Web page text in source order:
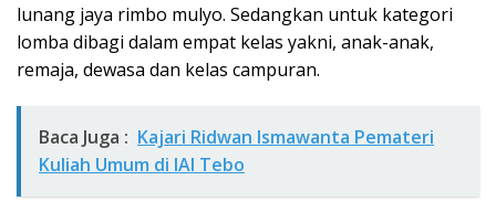
lunang jaya rimbo mulyo. Sedangkan untuk kategori
lomba dibagi dalam empat kelas yakni, anak-anak,
remaja, dewasa dan kelas campuran.
Baca Juga : Kajari Ridwan Ismawanta Pemateri
Kuliah Umum di IAI Tebo